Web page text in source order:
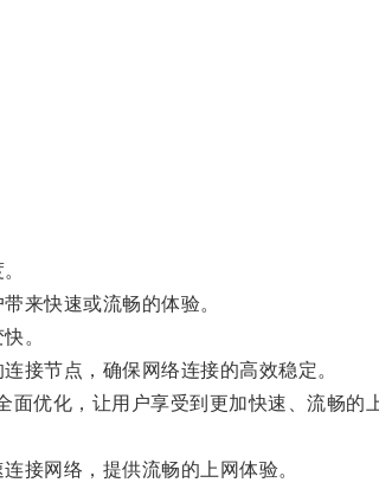
来快速或流畅的体验。
。
节点，确保网络连接的高效稳定。
优化，让用户享受到更加快速、流畅的上
网络，提供流畅的上网体验。